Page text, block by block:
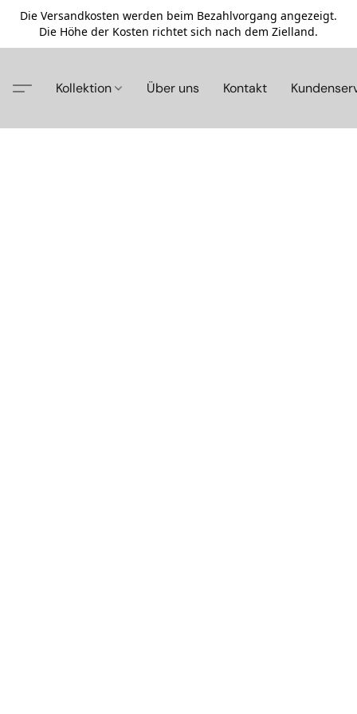
Die Versandkosten werden beim Bezahlvorgang angezeigt.
Die Höhe der Kosten richtet sich nach dem Zielland.
Kollektion Über uns Kontakt